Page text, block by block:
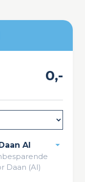
0,-
AI
Daan (AI)